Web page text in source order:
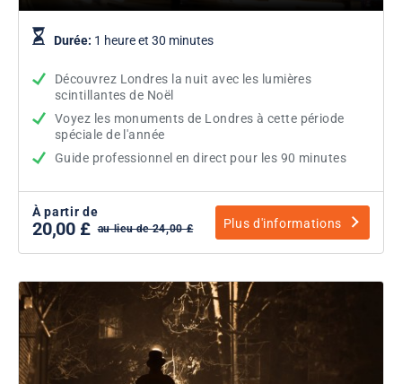
Durée: 1 heure et 30 minutes
Découvrez Londres la nuit avec les lumières
scintillantes de Noël
Voyez les monuments de Londres à cette période
spéciale de l'année
Guide professionnel en direct pour les 90 minutes
À partir de
20,00 £ au lieu de 24,00 £ Plus d'informations